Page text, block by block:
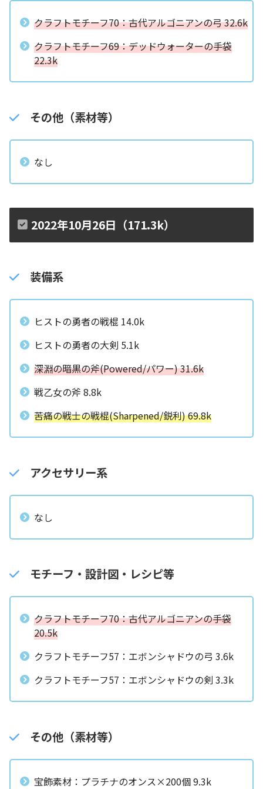
クラフトモチーフ70：古代アルゴニアンの弓 32.6k
クラフトモチーフ69：デッドウォーターの手袋
22.3k
その他（素材等）
なし
2022年10月26日（171.3k）
装備系
ヒストの勇者の戦棍 14.0k
ヒストの勇者の大剣 5.1k
深淵の暗黒の斧(Powered/パワー) 31.6k
戦乙女の斧 8.8k
苦痛の戦士の戦棍(Sharpened/鋭利) 69.8k
アクセサリー系
なし
モチーフ・設計図・レシピ等
クラフトモチーフ70：古代アルゴニアンの手袋
20.5k
クラフトモチーフ57：エボンシャドウの弓 3.6k
クラフトモチーフ57：エボンシャドウの剣 3.3k
その他（素材等）
宝飾素材：プラチナのオンス×200個 9.3k